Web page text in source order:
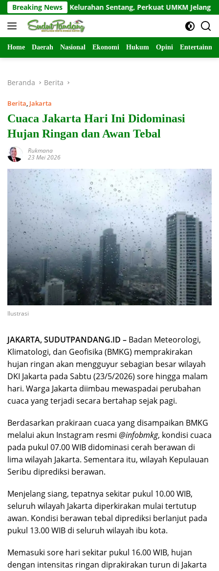
Langsung
ke
konten
Breaking News
Kelurahan Sentang, Perkuat UMKM Jelang Lomba UP2K
Home Daerah Nasional Ekonomi Hukum Opini
Beranda Berita
Berita, Jakarta
Cuaca Jakarta Hari Ini Didominasi
Hujan Ringan dan Awan Tebal
Rukmana
23 Mei 2026
Ilustrasi
JAKARTA, SUDUTPANDANG.ID – Badan Meteorologi,
Klimatologi, dan Geofisika (BMKG) memprakirakan
hujan ringan akan mengguyur sebagian besar wilayah
DKI Jakarta pada Sabtu (23/5/2026) sore hingga malam
hari. Warga Jakarta diimbau mewaspadai perubahan
cuaca yang terjadi secara bertahap sejak pagi.
Berdasarkan prakiraan cuaca yang disampaikan BMKG
melalui akun Instagram resmi @infobmkg, kondisi cuaca
pada pukul 07.00 WIB didominasi cerah berawan di
lima wilayah Jakarta. Sementara itu, wilayah Kepulauan
Seribu diprediksi berawan.
Menjelang siang, tepatnya sekitar pukul 10.00 WIB,
seluruh wilayah Jakarta diperkirakan mulai tertutup
awan. Kondisi berawan tebal diprediksi berlanjut pada
pukul 13.00 WIB di seluruh wilayah ibu kota.
Memasuki sore hari sekitar pukul 16.00 WIB, hujan
dengan intensitas ringan diprakirakan turun di Jakarta